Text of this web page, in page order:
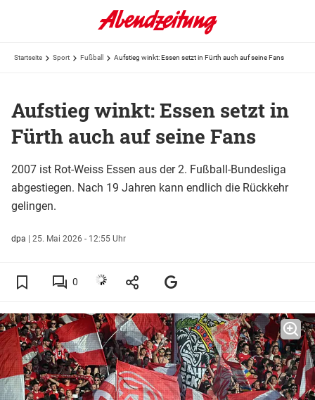
Startseite Sport Fußball Aufstieg winkt: Essen setzt in Fürth auch auf seine Fans
Aufstieg winkt: Essen setzt in
Fürth auch auf seine Fans
2007 ist Rot-Weiss Essen aus der 2. Fußball-Bundesliga
abgestiegen. Nach 19 Jahren kann endlich die Rückkehr
gelingen.
dpa | 25. Mai 2026 - 12:55 Uhr
0